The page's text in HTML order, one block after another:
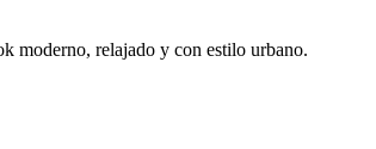
moderno, relajado y con estilo urbano.